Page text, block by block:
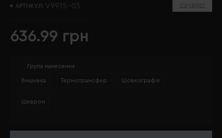
АРТИКУЛ: V9915-03 Voyager
636.99 грн
Група нанесення
Вишивка Термотрансфер Шовкографія
Шеврон